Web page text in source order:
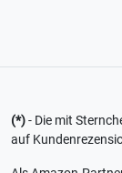
(*)- Die mit
auf